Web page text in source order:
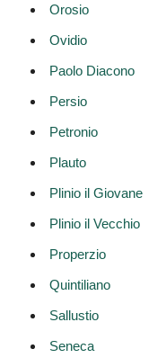
Orosio
Ovidio
Paolo Diacono
Persio
Petronio
Plauto
Plinio il Giovane
Plinio il Vecchio
Properzio
Quintiliano
Sallustio
Seneca